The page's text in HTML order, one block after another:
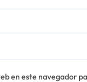
en este navegador